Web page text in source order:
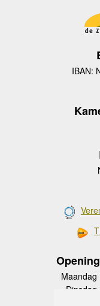
IBAN:
Maandag
Dinsdag